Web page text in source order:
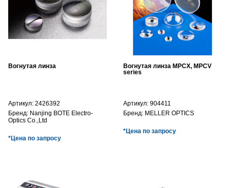
Вогнутая линза
Артикул: 2426392
Бренд: Nanjing BOTE Electro-
Optics Co.,Ltd
*Цена по запросу
Вогнутая линза MPCX, MPCV
series
Артикул: 904411
Бренд: MELLER OPTICS
*Цена по запросу